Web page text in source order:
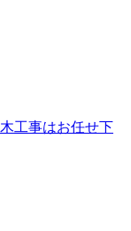
工事はお任せ下